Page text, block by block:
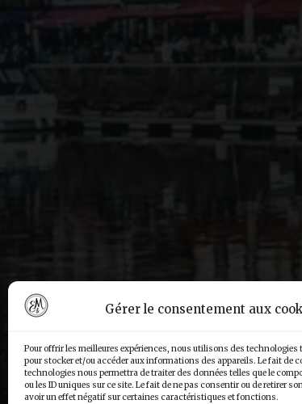
Gérer le consentement aux
Pour offrir les meilleures expériences, nous utilisons des technologies
pour stocker et/ou accéder aux informations des appareils. Le fait de
technologies nous permettra de traiter des données telles que le
ou les ID uniques sur ce site. Le fait de ne pas consentir ou de retirer
avoir un effet négatif sur certaines caractéristiques et fonctions.